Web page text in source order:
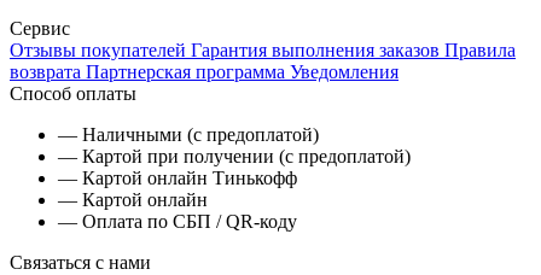
Сервис
Отзывы покупателей Гарантия выполнения заказов Правила
возврата Партнерская программа Уведомления
Способ оплаты
— Наличными (с предоплатой)
— Картой при получении (с предоплатой)
— Картой онлайн Тинькофф
— Картой онлайн
— Оплата по СБП / QR-коду
Связаться с нами